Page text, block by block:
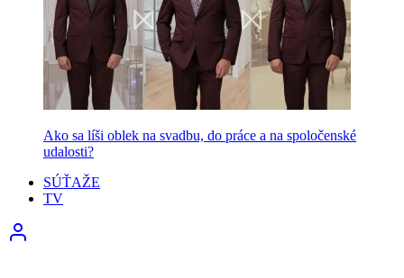
Ako sa líši oblek na svadbu, do práce a na spoločenské
udalosti?
SÚŤAŽE
TV